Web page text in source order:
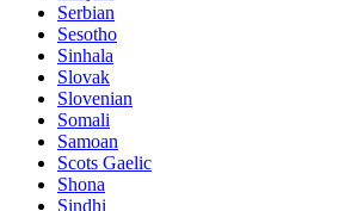
Serbian
Sesotho
Sinhala
Slovak
Slovenian
Somali
Samoan
Scots Gaelic
Shona
Sindhi